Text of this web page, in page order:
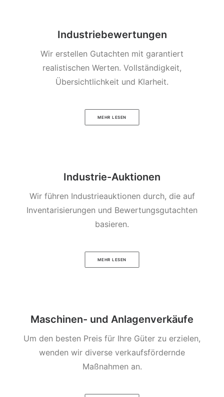
Industriebewertungen
Wir erstellen Gutachten mit garantiert
realistischen Werten. Vollständigkeit,
Übersichtlichkeit und Klarheit.
MEHR LESEN
Industrie-Auktionen
Wir führen Industrieauktionen durch, die auf
Inventarisierungen und Bewertungsgutachten
basieren.
MEHR LESEN
Maschinen- und Anlagenverkäufe
Um den besten Preis für Ihre Güter zu erzielen,
wenden wir diverse verkaufsfördernde
Maßnahmen an.